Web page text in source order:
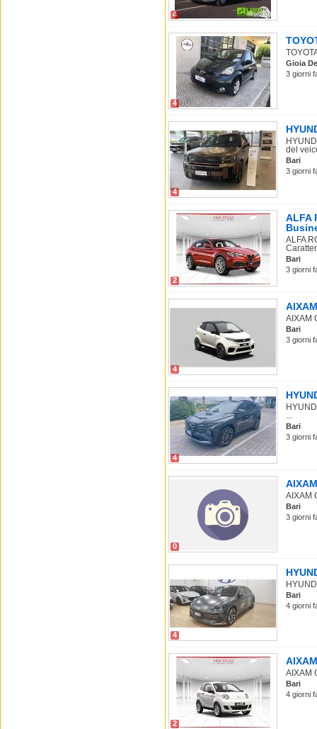
4
4
Gioia
3 giorni
4
del
Bari
3 giorni
2
ALFA
ALFA
Bari
3 giorni
4
AIXAM
Bari
3 giorni
4
...
Bari
3 giorni
0
AIXAM
Bari
3 giorni
4
Bari
4 giorni
2
AIXAM
Bari
4 giorni